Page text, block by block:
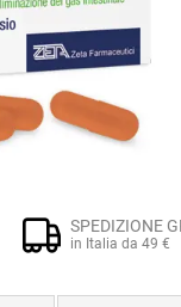
SPEDIZIONE
in Italia da 49 €